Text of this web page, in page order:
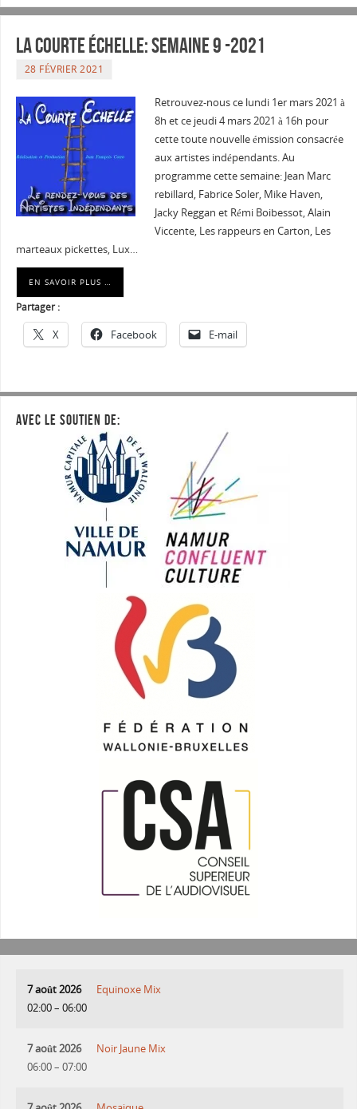
La courte échelle: semaine 9 -2021
28 FÉVRIER 2021
Retrouvez-nous ce lundi 1er mars 2021 à
8h et ce jeudi 4 mars 2021 à 16h pour
cette toute nouvelle émission consacrée
aux artistes indépendants. Au
programme cette semaine: Jean Marc
rebillard, Fabrice Soler, Mike Haven,
Jacky Reggan et Rémi Boibessot, Alain
Viccente, Les rappeurs en Carton, Les
marteaux pickettes, Lux…
EN SAVOIR PLUS …
Partager :
X Facebook E-mail
AVEC LE SOUTIEN DE:
7 août 2026
02:00– 06:00
Equinoxe Mix
7 août 2026
06:00– 07:00
Noir Jaune Mix